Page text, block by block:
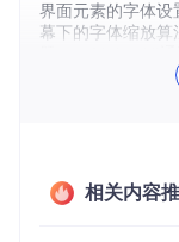
界面元素的字体设
幕下的字体缩放
题。noMeiryoUI
等
I缩放时
字体错位 ：应
相关内容